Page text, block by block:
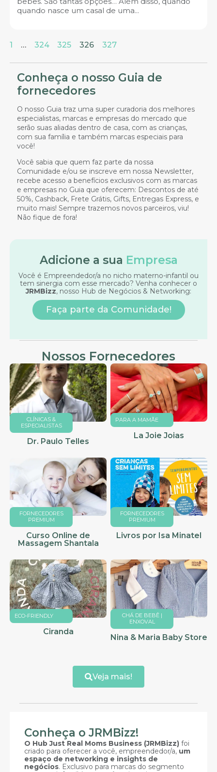
quando nasce um casal de uma...
1 … 324 325 326 327
Conheça o nosso Guia de
fornecedores
O nosso Guia traz uma super curadoria dos melhores
especialistas, marcas e empresas do mercado que
serão suas aliadas dentro de casa, com as crianças,
com sua família e também marcas especiais para
você!
Você sabia que quem faz parte da nossa
Comunidade e/ou se inscreve em nossa Newsletter,
recebe acesso a benefícios exclusivos com as marcas
e empresas no Guia que oferecem: Descontos de até
50%, Cashback, Frete Grátis, Gifts, Entregas Express, e
muito mais! Sempre trazemos novos parceiros, viu!
Não fique de fora!
Adicione a sua Empresa
Você é Empreendedor/a no nicho materno-infantil ou
tem sinergia com esse mercado? Venha conhecer o
JRMBizz, nosso Hub de Negócios & Networking:
Faça parte da Comunidade!
Nossos Fornecedores
CLÍNICAS &
ESPECIALISTAS
Dr. Paulo Telles
PARA A MAMÃE
La Joie Joias
FORNECEDORES
PREMIUM
Curso Online de
Massagem Shantala
FORNECEDORES
PREMIUM
Livros por Isa Minatel
ECO-FRIENDLY
Ciranda
CHÁ DE BEBÊ |
ENXOVAL
Nina & Maria Baby Store
Veja mais!
Conheça o JRMBizz!
O Hub Just Real Moms Business (JRMBizz) foi
criado para oferecer a você, empreendedor/a, um
espaço de networking e insights de
negócios. Exclusivo para marcas do segmento